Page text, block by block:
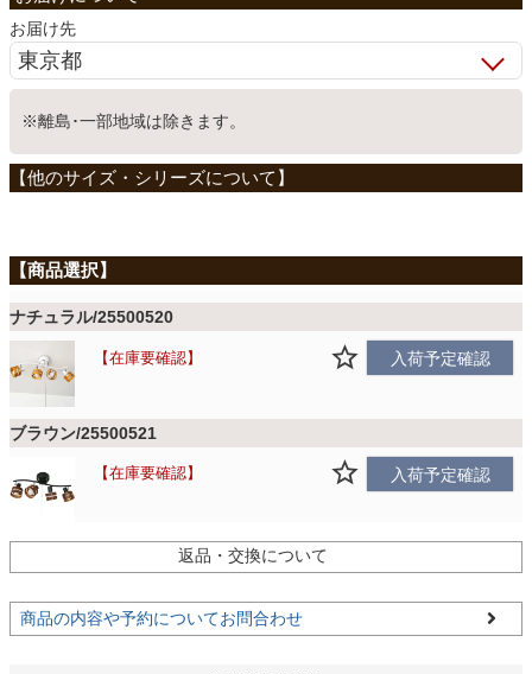
こたつ
寝具
ファブリック
カーテン
マット
お届け先
※離島･一部地域は除きます。
ナチュラル/25500520
在庫要確認 入荷予定確認
ブラウン/25500521
在庫要確認 入荷予定確認
返品・交換について
商品の内容や予約についてお問合わせ